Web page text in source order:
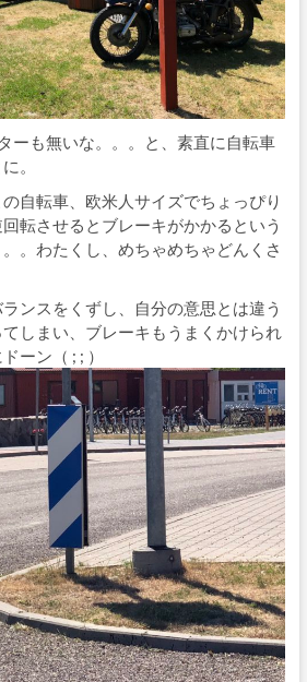
ーも無いな。。。と、素直に自転車
。
自転車、欧米人サイズでちょっぴり
転させるとブレーキがかかるという
。わたくし、めちゃめちゃどんくさ
ンスをくずし、自分の意思とは違う
しまい、ブレーキもうまくかけられ
ーン（ ; ; ）